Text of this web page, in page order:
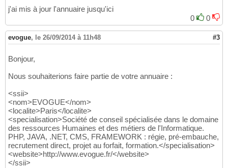
j'ai mis à jour l'annuaire jusqu'ici
0
0
evogue, le 26/09/2014 à 11h48 #3
Bonjour,
Nous souhaiterions faire partie de votre annuaire :
<ssii>
<nom>EVOGUE</nom>
<localite>Paris</localite>
<specialisation>Société de conseil spécialisée dans le domaine
des ressources Humaines et des métiers de l'Informatique.
PHP, JAVA, .NET, CMS, FRAMEWORK : régie, pré-embauche,
recrutement direct, projet au forfait, formation.</specialisation>
<website>http://www.evogue.fr/</website>
</ssii>